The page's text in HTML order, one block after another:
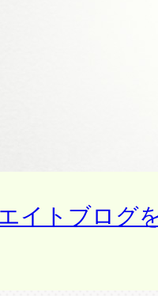
イトブログ